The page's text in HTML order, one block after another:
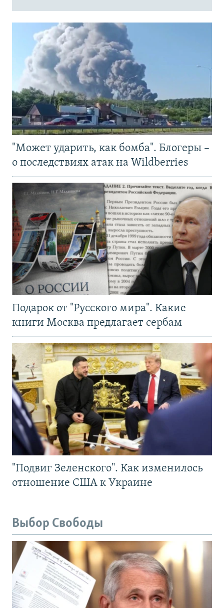
"Может ударить, как бомба". Блогеры –
о последствиях атак на Wildberries
Подарок от "Русского мира". Какие
книги Москва предлагает сербам
"Подвиг Зеленского". Как изменилось
отношение США к Украине
Выбор Свободы